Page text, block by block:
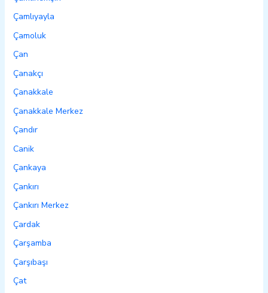
Çamlıyayla
Çamoluk
Çan
Çanakçı
Çanakkale
Çanakkale Merkez
Çandır
Canik
Çankaya
Çankırı
Çankırı Merkez
Çardak
Çarşamba
Çarşıbaşı
Çat